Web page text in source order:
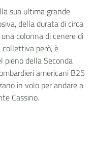
sua ultima grande
della durata di circa
colonna di cenere di
però, è
pieno della Seconda
americani B25
in volo per andare a
Cassino.